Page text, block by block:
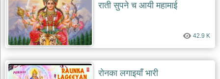
राती सुपने च आयी महामाई
42.9 K
रोनका लगाइयाँ भारी